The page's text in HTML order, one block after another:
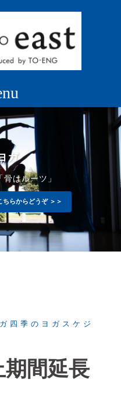
ガ
骨はルーツ」
ちらからどうぞ ＞＞
四季のヨガスケジ
間延長